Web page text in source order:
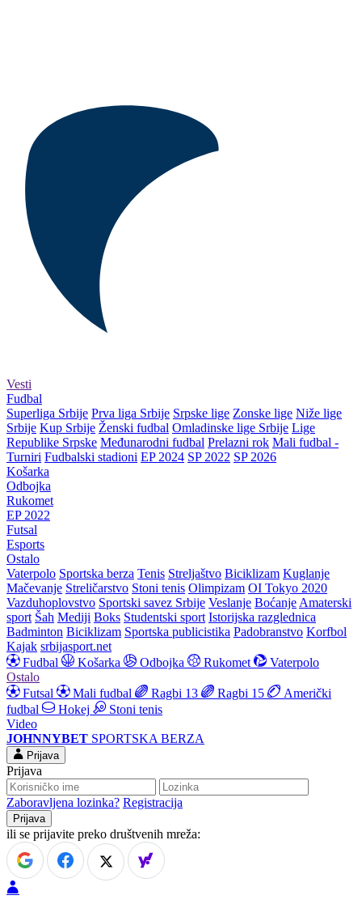
Vesti
Fudbal
Superliga Srbije Prva liga Srbije Srpske lige Zonske lige Niže lige
Srbije Kup Srbije Ženski fudbal Omladinske lige Srbije Lige
Republike Srpske Međunarodni fudbal Prelazni rok Mali fudbal -
Turniri Fudbalski stadioni EP 2024 SP 2022 SP 2026
Košarka
Odbojka
Rukomet
EP 2022
Futsal
Esports
Ostalo
Vaterpolo Sportska berza Tenis Streljaštvo Biciklizam Kuglanje
Mačevanje Streličarstvo Stoni tenis Olimpizam OI Tokyo 2020
Vazduhoplovstvo Sportski savez Srbije Veslanje Boćanje Amaterski
sport Šah Mediji Boks Studentski sport Istorijska razglednica
Badminton Biciklizam Sportska publicistika Padobranstvo Korfbol
Kajak srbijasport.net
Fudbal
Košarka Odbojka Rukomet
Vaterpolo
Ostalo
Futsal
Mali fudbal Ragbi 13 Ragbi 15
Američki
fudbal
Hokej
Stoni tenis
Video
JOHNNYBET SPORTSKA BERZA
Prijava
Prijava
Zaboravljena lozinka? Registracija
ili se prijavite preko društvenih mreža: